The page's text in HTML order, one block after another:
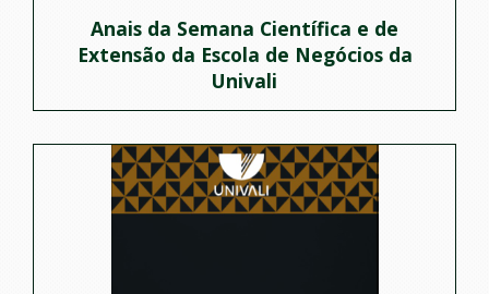
Anais da Semana Científica e de
Extensão da Escola de Negócios da
Univali